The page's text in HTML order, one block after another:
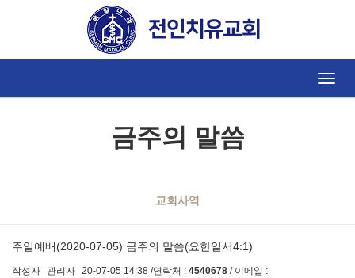
Toggle
금주의 말씀
교회사역
주일예배(2020-07-05) 금주의 말씀(요한일서4:1)
작성자 관리자 20-07-05 14:38 /연락처 : 4540678 / 이메일 :